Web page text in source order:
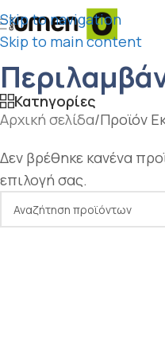
Skip to navigation
Skip to main content
Κατηγορίες
Αρχική σελίδα/Προϊόν
Δεν βρέθηκε κανένα
επιλογή σας.